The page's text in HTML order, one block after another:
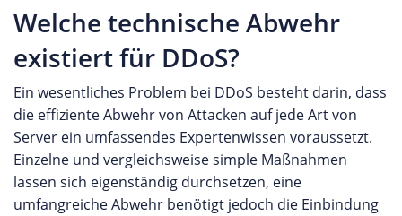
Welche technische Abwehr
existiert für DDoS?
Ein wesentliches Problem bei DDoS besteht darin, dass
die effiziente Abwehr von Attacken auf jede Art von
Server ein umfassendes Expertenwissen voraussetzt.
Einzelne und vergleichsweise simple Maßnahmen
lassen sich eigenständig durchsetzen, eine
umfangreiche Abwehr benötigt jedoch die Einbindung